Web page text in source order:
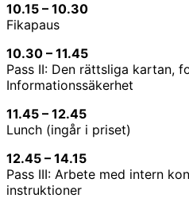
10.15 – 10.30
Fikapaus
10.30 – 11.45
Pass II: Den rättsliga kartan,
Informationssäkerhet
11.45 – 12.45
Lunch (ingår i priset)
12.45 – 14.15
Pass III: Arbete med intern
instruktioner